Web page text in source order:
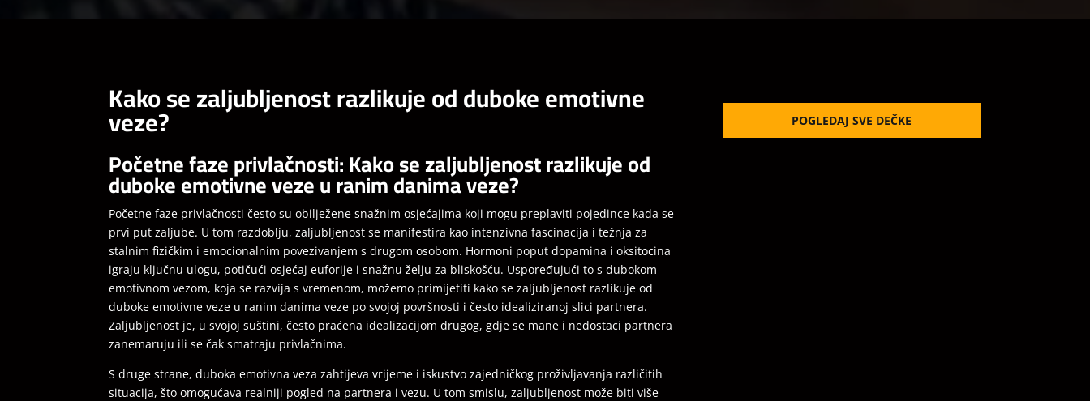
Kako se zaljubljenost razlikuje od duboke emotivne
veze?
Početne faze privlačnosti: Kako se zaljubljenost razlikuje od
duboke emotivne veze u ranim danima veze?
Početne faze privlačnosti često su obilježene snažnim osjećajima koji mogu preplaviti pojedince kada se
prvi put zaljube. U tom razdoblju, zaljubljenost se manifestira kao intenzivna fascinacija i težnja za
stalnim fizičkim i emocionalnim povezivanjem s drugom osobom. Hormoni poput dopamina i oksitocina
igraju ključnu ulogu, potičući osjećaj euforije i snažnu želju za bliskošću. Uspoređujući to s dubokom
emotivnom vezom, koja se razvija s vremenom, možemo primijetiti kako se zaljubljenost razlikuje od
duboke emotivne veze u ranim danima veze po svojoj površnosti i često idealiziranoj slici partnera.
Zaljubljenost je, u svojoj suštini, često praćena idealizacijom drugog, gdje se mane i nedostaci partnera
zanemaruju ili se čak smatraju privlačnima.
S druge strane, duboka emotivna veza zahtijeva vrijeme i iskustvo zajedničkog proživljavanja različitih
situacija, što omogućava realniji pogled na partnera i vezu. U tom smislu, zaljubljenost može biti više
POGLEDAJ SVE DEČKE